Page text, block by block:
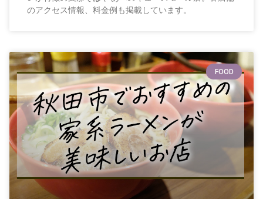
のアクセス情報、料金例も掲載しています。
FOOD